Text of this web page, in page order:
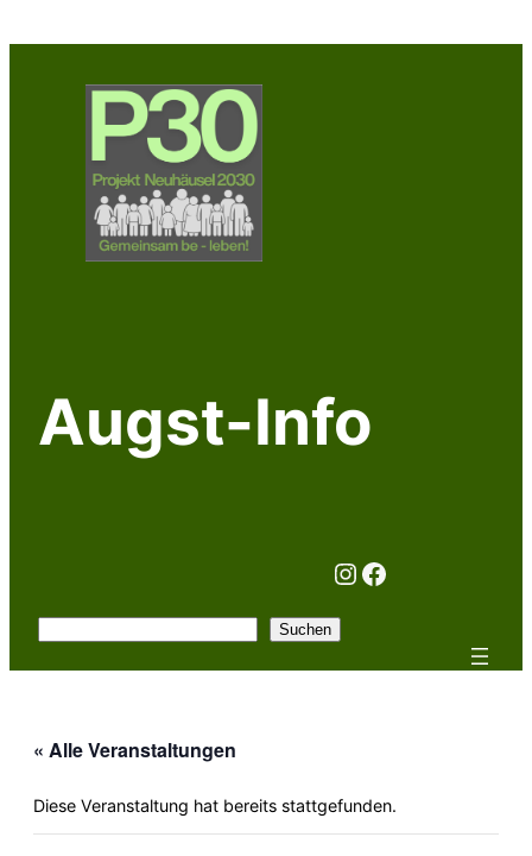
Augst-Info
Instagram
Facebook
Suchen
« Alle Veranstaltungen
Diese Veranstaltung hat bereits stattgefunden.